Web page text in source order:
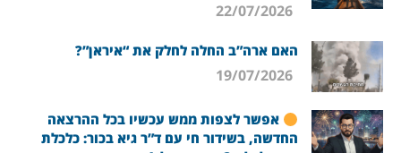
האם ארה”ב החלה לחלק את “איראן”?
אפשר לצפות ממש עכשיו בכל ההרצאה
החדשה, בשידור חי עם ד”ר גיא בכור: כלכלת